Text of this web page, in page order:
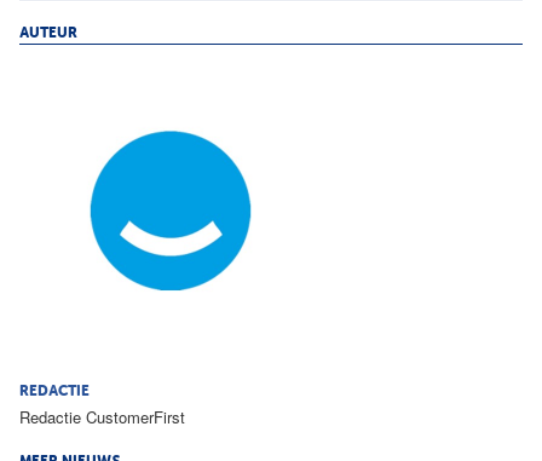
AUTEUR
REDACTIE
Redactie CustomerFirst